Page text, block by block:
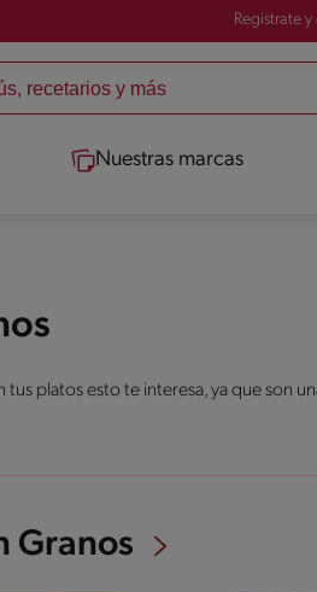
Registrate
Nuestras marcas
platos esto te interesa, ya que son
Granos